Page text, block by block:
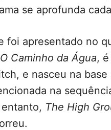
se aprofunda
foi apresentado no
O Caminho da Água, é
e nasceu na
na
The High